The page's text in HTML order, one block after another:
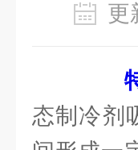
态制冷剂